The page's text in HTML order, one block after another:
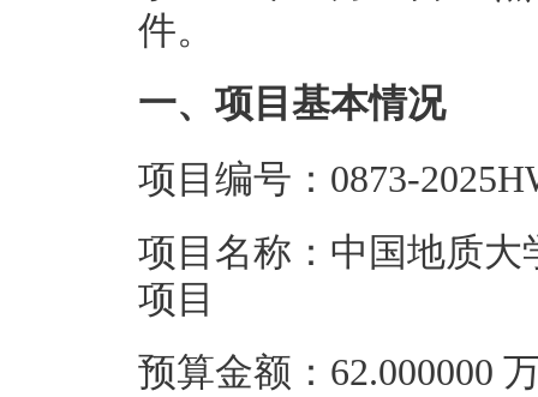
件。
一、项目基本情况
项目编号：0873-
项目名称：中国地质
项目
预算金额：62.000000